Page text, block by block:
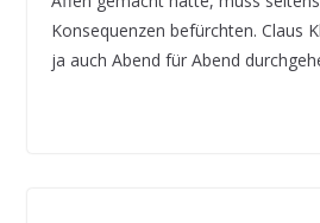
Konsequenzen befürchten. Claus
ja auch Abend für Abend